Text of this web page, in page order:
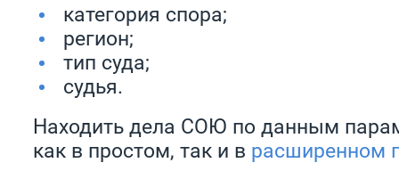
категория спора;
регион;
тип суда;
судья.
Находить дела СОЮ по данным
как в простом, так и в расширенном